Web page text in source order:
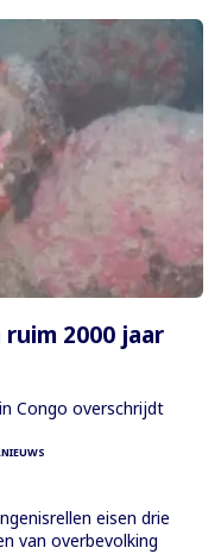
2000 jaar
Congo overschrijdt
eisen drie
van overbevolking